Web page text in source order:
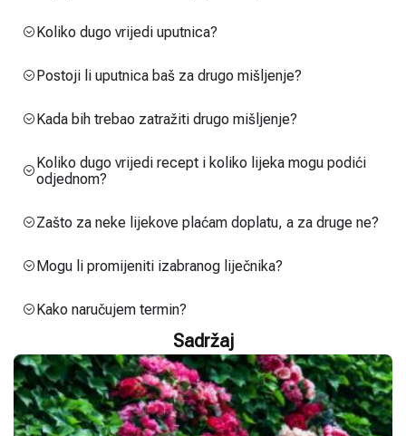
Koliko dugo vrijedi uputnica?
Postoji li uputnica baš za drugo mišljenje?
Kada bih trebao zatražiti drugo mišljenje?
Koliko dugo vrijedi recept i koliko lijeka mogu podići
odjednom?
Zašto za neke lijekove plaćam doplatu, a za druge ne?
Mogu li promijeniti izabranog liječnika?
Kako naručujem termin?
Sadržaj